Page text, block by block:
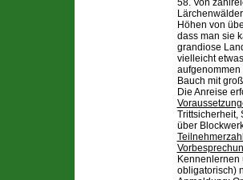
58. Von
Höhen von
dass man sie
grandiose
vielleicht
Bauch mit
Die Anreise
Trittsicherheit,
über
obligatorisch)